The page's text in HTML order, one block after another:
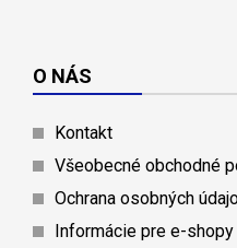
O NÁS
Kontakt
Všeobecné obchodné
Ochrana osobných
Informácie pre e-shopy